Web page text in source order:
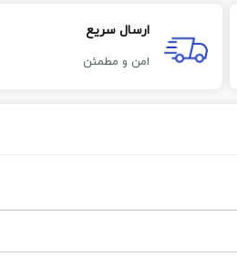
ارسال سریع
امن و مطمئن